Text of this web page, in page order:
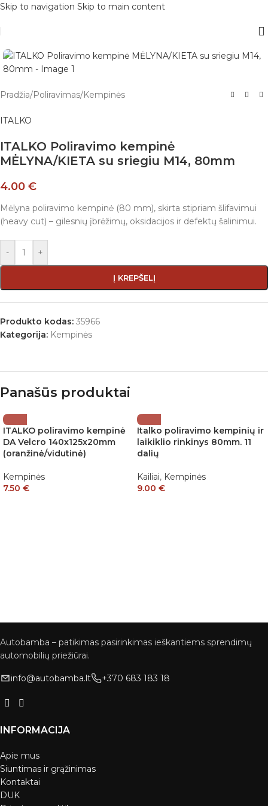
Skip to navigation Skip to main content
Pradžia/Poliravimas/Kempinės
ITALKO
ITALKO Poliravimo kempinė
MĖLYNA/KIETA su sriegiu M14, 80mm
4.00 €
Mėlyna poliravimo kempinė (80 mm), skirta stipriam šlifavimui
(heavy cut) – gilesnių įbrėžimų, oksidacijos ir defektų šalinimui.
- +
Į KREPŠELĮ
Produkto kodas: 35966
Kategorija: Kempinės
Panašūs produktai
ITALKO poliravimo kempinė
DA Velcro 140x125x20mm
(oranžinė/vidutinė)
Kempinės
7.50 €
Italko poliravimo kempinių ir
laikiklio rinkinys 80mm. 11
dalių
Kailiai, Kempinės
9.00 €
Autobamba – patikimas pasirinkimas ieškantiems sprendimų
automobilių priežiūrai.
info@autobamba.lt +370 683 183 18
INFORMACIJA
Apie mus
Siuntimas ir grąžinimas
Kontaktai
DUK